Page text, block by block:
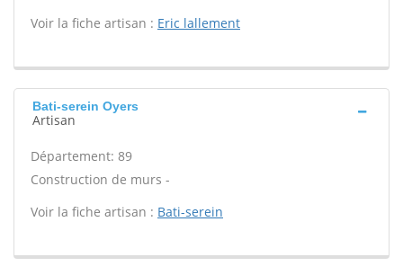
Voir la fiche artisan : Eric lallement
Bati-serein Oyers
Artisan
Département: 89
Construction de murs -
Voir la fiche artisan : Bati-serein